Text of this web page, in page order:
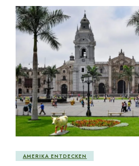
AMERIKA ENTDECKEN